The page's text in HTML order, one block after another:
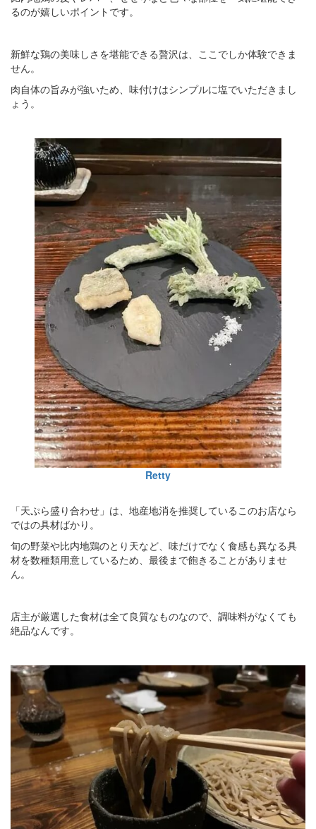
るのが嬉しいポイントです。
新鮮な鶏の美味しさを堪能できる贅沢は、ここでしか体験できま
せん。
肉自体の旨みが強いため、味付けはシンプルに塩でいただきまし
ょう。
Retty
「天ぷら盛り合わせ」は、地産地消を推奨しているこのお店なら
ではの具材ばかり。
旬の野菜や比内地鶏のとり天など、味だけでなく食感も異なる具
材を数種類用意しているため、最後まで飽きることがありませ
ん。
店主が厳選した食材は全て良質なものなので、調味料がなくても
絶品なんです。